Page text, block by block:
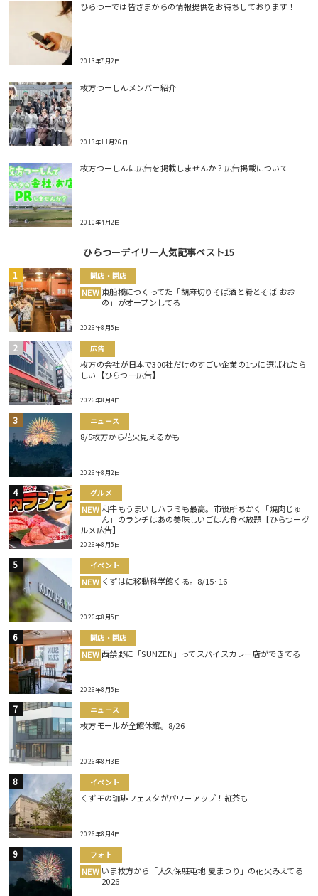
ひらつーでは皆さまからの情報提供をお待ちしております！
2013年7月2日
枚方つーしんメンバー紹介
2013年11月26日
枚方つーしんに広告を掲載しませんか？広告掲載について
2010年4月2日
ひらつーデイリー人気記事ベスト15
開店・閉店
NEW 東船橋につくってた「胡麻切りそば酒と肴とそば おお
の」がオープンしてる
2026年8月5日
広告
枚方の会社が日本で300社だけのすごい企業の1つに選ばれたら
しい【ひらつー広告】
2026年8月4日
ニュース
8/5枚方から花火見えるかも
2026年8月2日
グルメ
NEW 和牛もうまいしハラミも最高。市役所ちかく「焼肉じゅ
ん」のランチはあの美味しいごはん食べ放題【ひらつーグ
ルメ広告】
2026年8月5日
イベント
NEW くずはに移動科学館くる。8/15･16
2026年8月5日
開店・閉店
NEW 西禁野に「SUNZEN」ってスパイスカレー店ができてる
2026年8月5日
ニュース
枚方モールが全館休館。8/26
2026年8月3日
イベント
くずモの珈琲フェスタがパワーアップ！紅茶も
2026年8月4日
フォト
NEW いま枚方から「大久保駐屯地 夏まつり」の花火みえてる
2026